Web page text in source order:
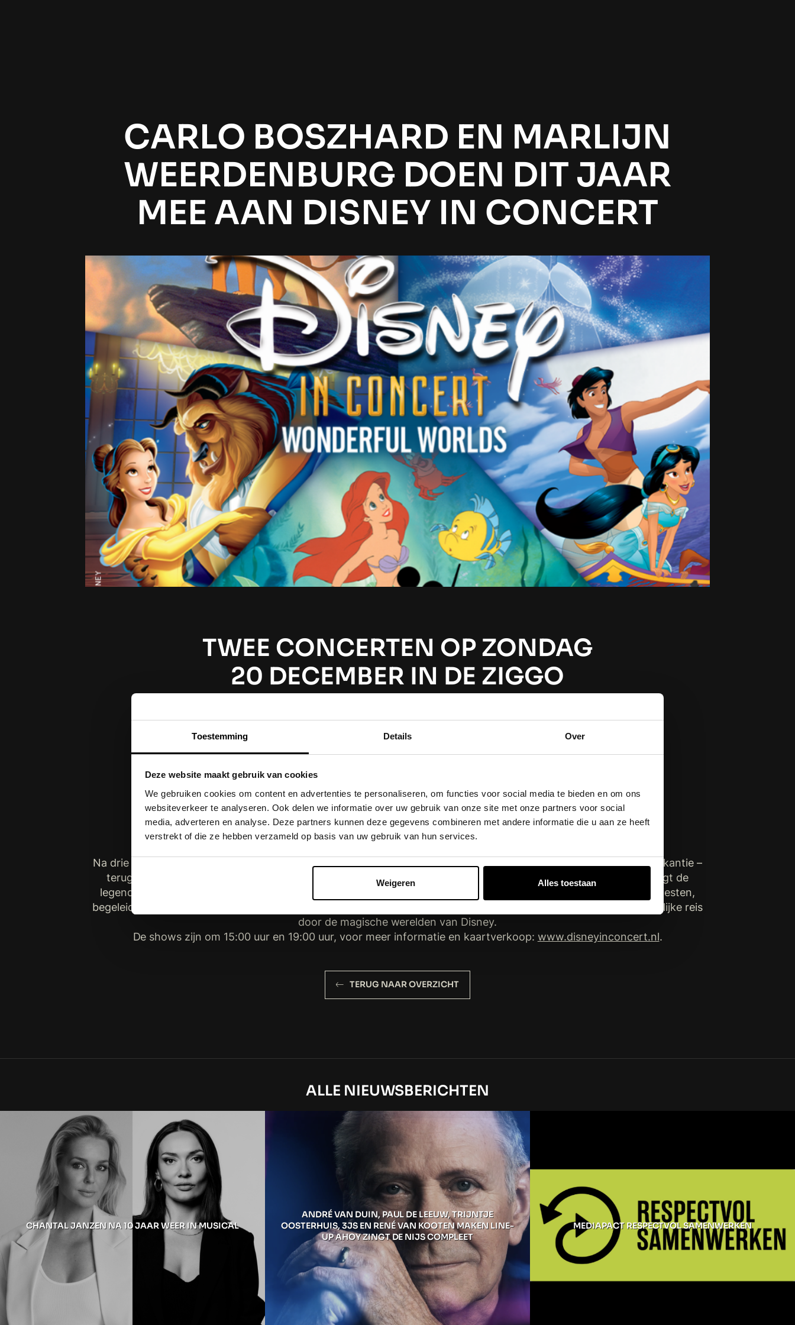
Toestemming Details Over
Deze website maakt gebruik van cookies
We gebruiken cookies om content en advertenties te personaliseren, om functies voor social media te bieden en om ons
websiteverkeer te analyseren. Ook delen we informatie over uw gebruik van onze site met onze partners voor social
media, adverteren en analyse. Deze partners kunnen deze gegevens combineren met andere informatie die u aan ze heeft
verstrekt of die ze hebben verzameld op basis van uw gebruik van hun services.
Weigeren Alles toestaan
CARLO BOSZHARD EN MARLIJN
WEERDENBURG DOEN DIT JAAR
MEE AAN DISNEY IN CONCERT
TWEE CONCERTEN OP ZONDAG
20 DECEMBER IN DE ZIGGO
De eerste namen van de line-up van Disney in Concert van dit jaar zijn vandaag
bekendgemaakt: Carlo Boszhard en Marlijn Weerdenburg zijn op zondag 20
december te zien én te horen als soloartiest tijdens Disney in Concert:
de Nederlandse stem van Olaf inFrozen. Daarnaast vertolkte hij de rol van
Lumière in de Disney‑musicalBeauty & The Beast.
Na drie spectaculaire edities keert Disney in Concert op zondag 20 december 2026 -traditiegetrouw in de kerstvakantie –
terug naar de Ziggo Dome met de gloednieuwe, betoverende show “Wonderful Worlds”. Disney in Concert brengt de
legendarische Disney-films tot leven. Alle hits uit het rijke Disney-repertoire worden gezongen door de beste artiesten,
begeleid door een groot live orkest. De iconische filmscènes op het grote scherm nemen je mee op een onvergetelijke reis
door de magische werelden van Disney.
De shows zijn om 15:00 uur en 19:00 uur, voor meer informatie en kaartverkoop: www.disneyinconcert.nl.
TERUG NAAR OVERZICHT
ALLE NIEUWSBERICHTEN
CHANTAL JANZEN NA 10 JAAR WEER IN MUSICAL
ANDRÉ VAN DUIN, PAUL DE LEEUW, TRIJNTJE
OOSTERHUIS, 3JS EN RENÉ VAN KOOTEN MAKEN LINE-
UP AHOY ZINGT DE NIJS COMPLEET
MEDIAPACT RESPECTVOL SAMENWERKEN